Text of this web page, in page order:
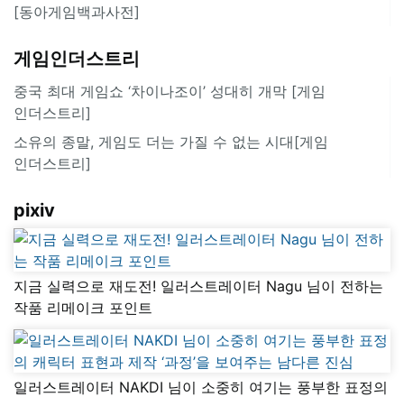
[동아게임백과사전]
게임인더스트리
중국 최대 게임쇼 ‘차이나조이’ 성대히 개막 [게임
인더스트리]
소유의 종말, 게임도 더는 가질 수 없는 시대[게임
인더스트리]
pixiv
지금 실력으로 재도전! 일러스트레이터 Nagu 님이 전하는
작품 리메이크 포인트
일러스트레이터 NAKDI 님이 소중히 여기는 풍부한 표정의